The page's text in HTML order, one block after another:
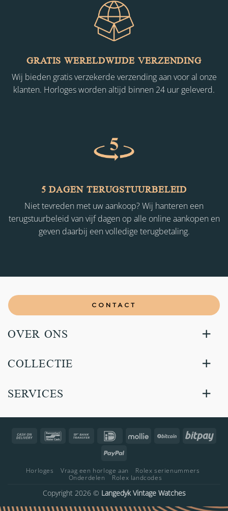
GRATIS WERELDWIJDE VERZENDING
Wij bieden gratis verzekerde verzending aan voor al onze
klanten. Horloges worden altijd binnen 24 uur geleverd.
5 DAGEN TERUGSTUURBELEID
Niet tevreden met uw aankoop? Wij hanteren een
terugstuurbeleid van vijf dagen op alle online aankopen en
geven daarbij een volledige terugbetaling.
CONTACT
OVER ONS
COLLECTIE
SERVICES
Cash
Bancontact Bank
IDeal Mollie BitCoin
PayPal
Horloges Vraag een horloge aan
Rolex serienummers
Onderdelen
Rolex landcodes
Copyright 2026 © Langedyk Vintage Watches